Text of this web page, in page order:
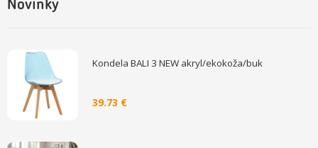
Novinky
Kondela BALI 3 NEW akryl/ekokoža/buk
39.73 €